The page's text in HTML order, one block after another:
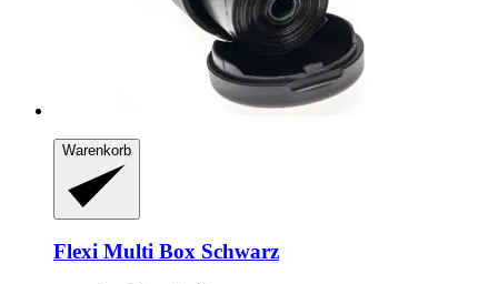
Warenkorb
Flexi Multi Box Schwarz